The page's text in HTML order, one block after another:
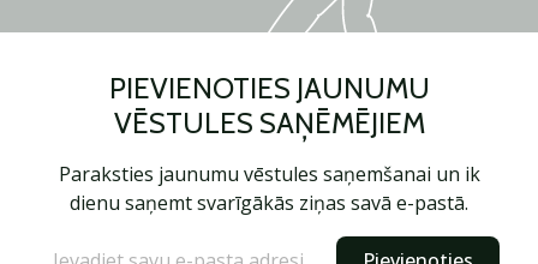
PIEVIENOTIES JAUNUMU
VĒSTULES SAŅĒMĒJIEM
Paraksties jaunumu vēstules saņemšanai un ik
dienu saņemt svarīgākās ziņas savā e-pastā.